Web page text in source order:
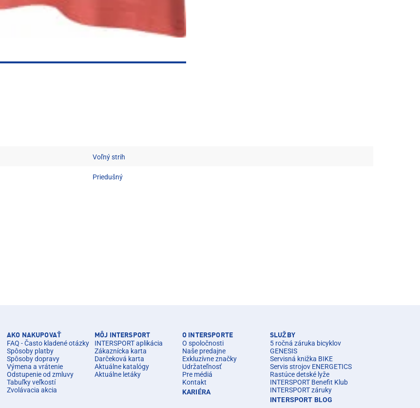
Voľný strih
Priedušný
AKO NAKUPOVAŤ
FAQ - Často kladené otázky
Spôsoby platby
Spôsoby dopravy
Výmena a vrátenie
Odstupenie od zmluvy
Tabuľky veľkostí
Zvolávacia akcia
MÔJ INTERSPORT
INTERSPORT aplikácia
Zákaznícka karta
Darčeková karta
Aktuálne katalógy
Aktuálne letáky
O INTERSPORTE
O spoločnosti
Naše predajne
Exkluzívne značky
Udržateľnosť
Pre médiá
Kontakt
KARIÉRA
SLUŽBY
5 ročná záruka bicyklov
GENESIS
Servisná knižka BIKE
Servis strojov ENERGETICS
Rastúce detské lyže
INTERSPORT Benefit Klub
INTERSPORT záruky
INTERSPORT BLOG